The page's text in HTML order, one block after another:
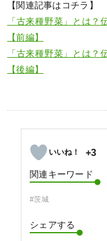
【関連記事はコチラ】
「古来種野菜」とは
【前編】
「古来種野菜」とは
【後編】
+3
関連キーワード
#茨城
シェアする